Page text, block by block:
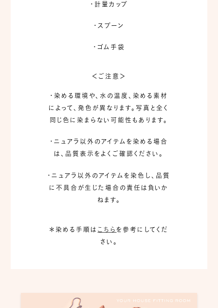
・計量カップ
・スプーン
・ゴム手袋
＜ご注意＞
・染める環境や、水の温度、染める素材
によって、発色が異なります。写真と全く
同じ色に染まらない可能性もあります。
・ニュアラ以外のアイテムを染める場合
は、品質表示をよくご確認ください。
・ニュアラ以外のアイテムを染色し、品質
に不具合が生じた場合の責任は負いか
ねます。
＊染める手順は こちらを参考にしてくだ
さい。